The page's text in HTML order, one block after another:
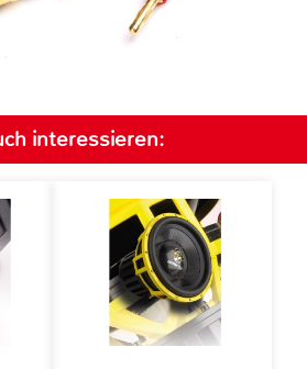
interessieren: